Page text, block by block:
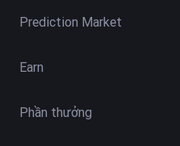
Prediction Market
Earn
Phần thưởng